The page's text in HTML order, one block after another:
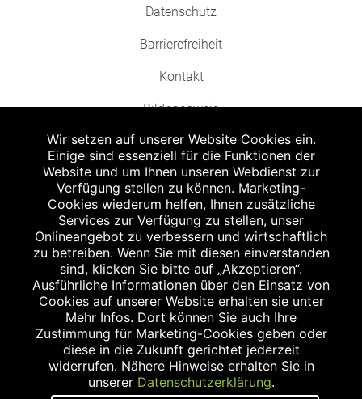
Datenschutz
Barrierefreiheit
Kontakt
Bildnachweis
Abgabe in haushaltsüblichen Mengen, solange der Vorrat reicht. Für Druck-
und Satzfehler keine Haftung.
Zu Risiken und Nebenwirkungen lesen Sie die Packungsbeilage und fragen
Sie Ihren Arzt oder Apotheker.
Angabe nach der deutschen Arzneimitteltaxe Apothekenerstattungspreis
(AEP). Der AEP ist keine unverbindliche Preisempfehlung der Hersteller. Der
AEP ist ein von den Apotheken in Ansatz gebrachter Preis für rezeptfreie
Arzneimittel. Er entspricht in der Höhe dem für Apotheken verbindlichen
Abgabepreis, zu dem eine Apotheke in bestimmten Fällen (z.B. bei Kindern
unter 12 Jahren) das Produkt mit der gesetzlichen Krankenversicherung
abrechnet. Der AEP ist der allgemeine Erstattungspreis im Falle einer
Kostenübernahme durch die gesetzlichen Krankenkassen, vor Abzug eines
Zwangsrabattes (zur Zeit 5%) nach §130 Abs. 1 SGB V.
Unverbindliche Preisempfehlung des Herstellers (UVP).
Wir setzen auf unserer Website Cookies ein.
Einige sind essenziell für die Funktionen der
Website und um Ihnen unseren Webdienst zur
Verfügung stellen zu können. Marketing-
Cookies wiederum helfen, Ihnen zusätzliche
Services zur Verfügung zu stellen, unser
Onlineangebot zu verbessern und wirtschaftlich
zu betreiben. Wenn Sie mit diesen einverstanden
sind, klicken Sie bitte auf „Akzeptieren“.
Ausführliche Informationen über den Einsatz von
Cookies auf unserer Website erhalten sie unter
Mehr Infos. Dort können Sie auch Ihre
Zustimmung für Marketing-Cookies geben oder
diese in die Zukunft gerichtet jederzeit
widerrufen. Nähere Hinweise erhalten Sie in
unserer Datenschutzerklärung.